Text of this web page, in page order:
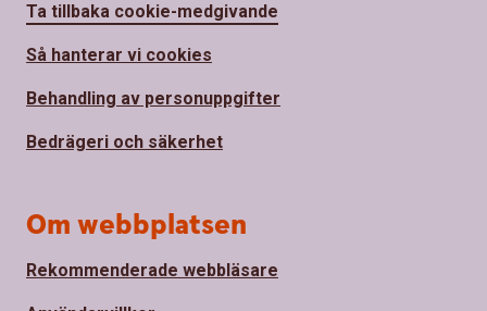
Ta tillbaka cookie-medgivande
Så hanterar vi cookies
Behandling av personuppgifter
Bedrägeri och säkerhet
Om webbplatsen
Rekommenderade webbläsare